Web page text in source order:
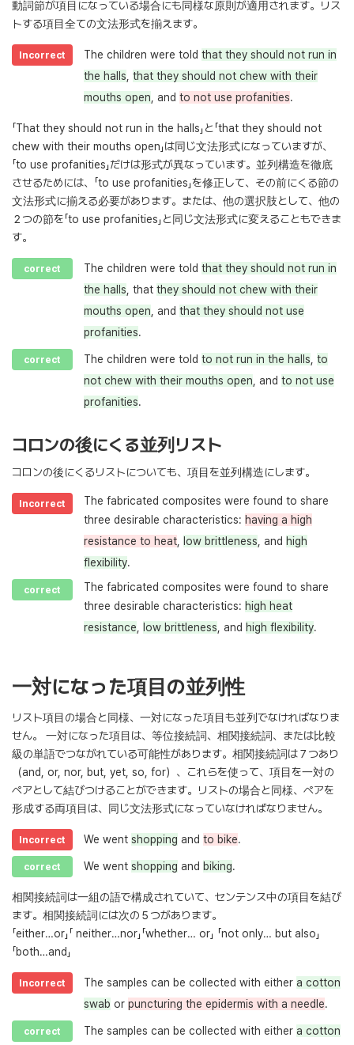
動詞節が項目になっている場合にも同様な原則が適用されます。リス
トする項目全ての文法形式を揃えます。
Incorrect The children were told that they should not run in
the halls that they should not chew with their
mouths open , and to not use profanities.
「That they should not run in the halls」と「that they should not
chew with their mouths open」は同じ文法形式になっていますが、
「to use profanities」だけは形式が異なっています。並列構造を徹底
させるためには、「to use profanities」を修正して、その前にくる節の
文法形式に揃える必要があります。または、他の選択肢として、他の
２つの節を「to use profanities」と同じ文法形式に変えることもできま
す。
correct The children were told that they should not run in
the halls , that they should not chew with their
mouths open , and that they should not use
profanities.
correct The children were told to not run in the halls to
not chew with their mouths open , and to not use
profanities.
コロンの後にくる並列リスト
コロンの後にくるリストについても、項目を並列構造にします。
Incorrect
The fabricated composites were found to share
three desirable characteristics: having a high
resistance to heat
low brittleness , and high
flexibility.
correct
The fabricated composites were found to share
three desirable characteristics: high heat
resistance
low brittleness , and high flexibility.
一対になった項目の並列性
リスト項目の場合と同様、一対になった項目も並列でなければなりま
せん。 一対になった項目は、等位接続詞、相関接続詞、または比較
級の単語でつながれている可能性があります。相関接続詞は７つあり
（and, or, nor, but, yet, so, for）、これらを使って、項目を一対の
ペアとして結びつけることができます。リストの場合と同様、ペアを
形成する両項目は、同じ文法形式になっていなければなりません。
Incorrect We went shopping and to bike.
correct We went shopping and biking.
相関接続詞は一組の語で構成されていて、センテンス中の項目を結び
ます。相関接続詞には次の５つがあります。
「either…or」「 neither…nor」「whether… or」 「not only… but also」
「both…and」
Incorrect The samples can be collected with either a cotton
swab or puncturing the epidermis with a needle.
correct The samples can be collected with either a cotton